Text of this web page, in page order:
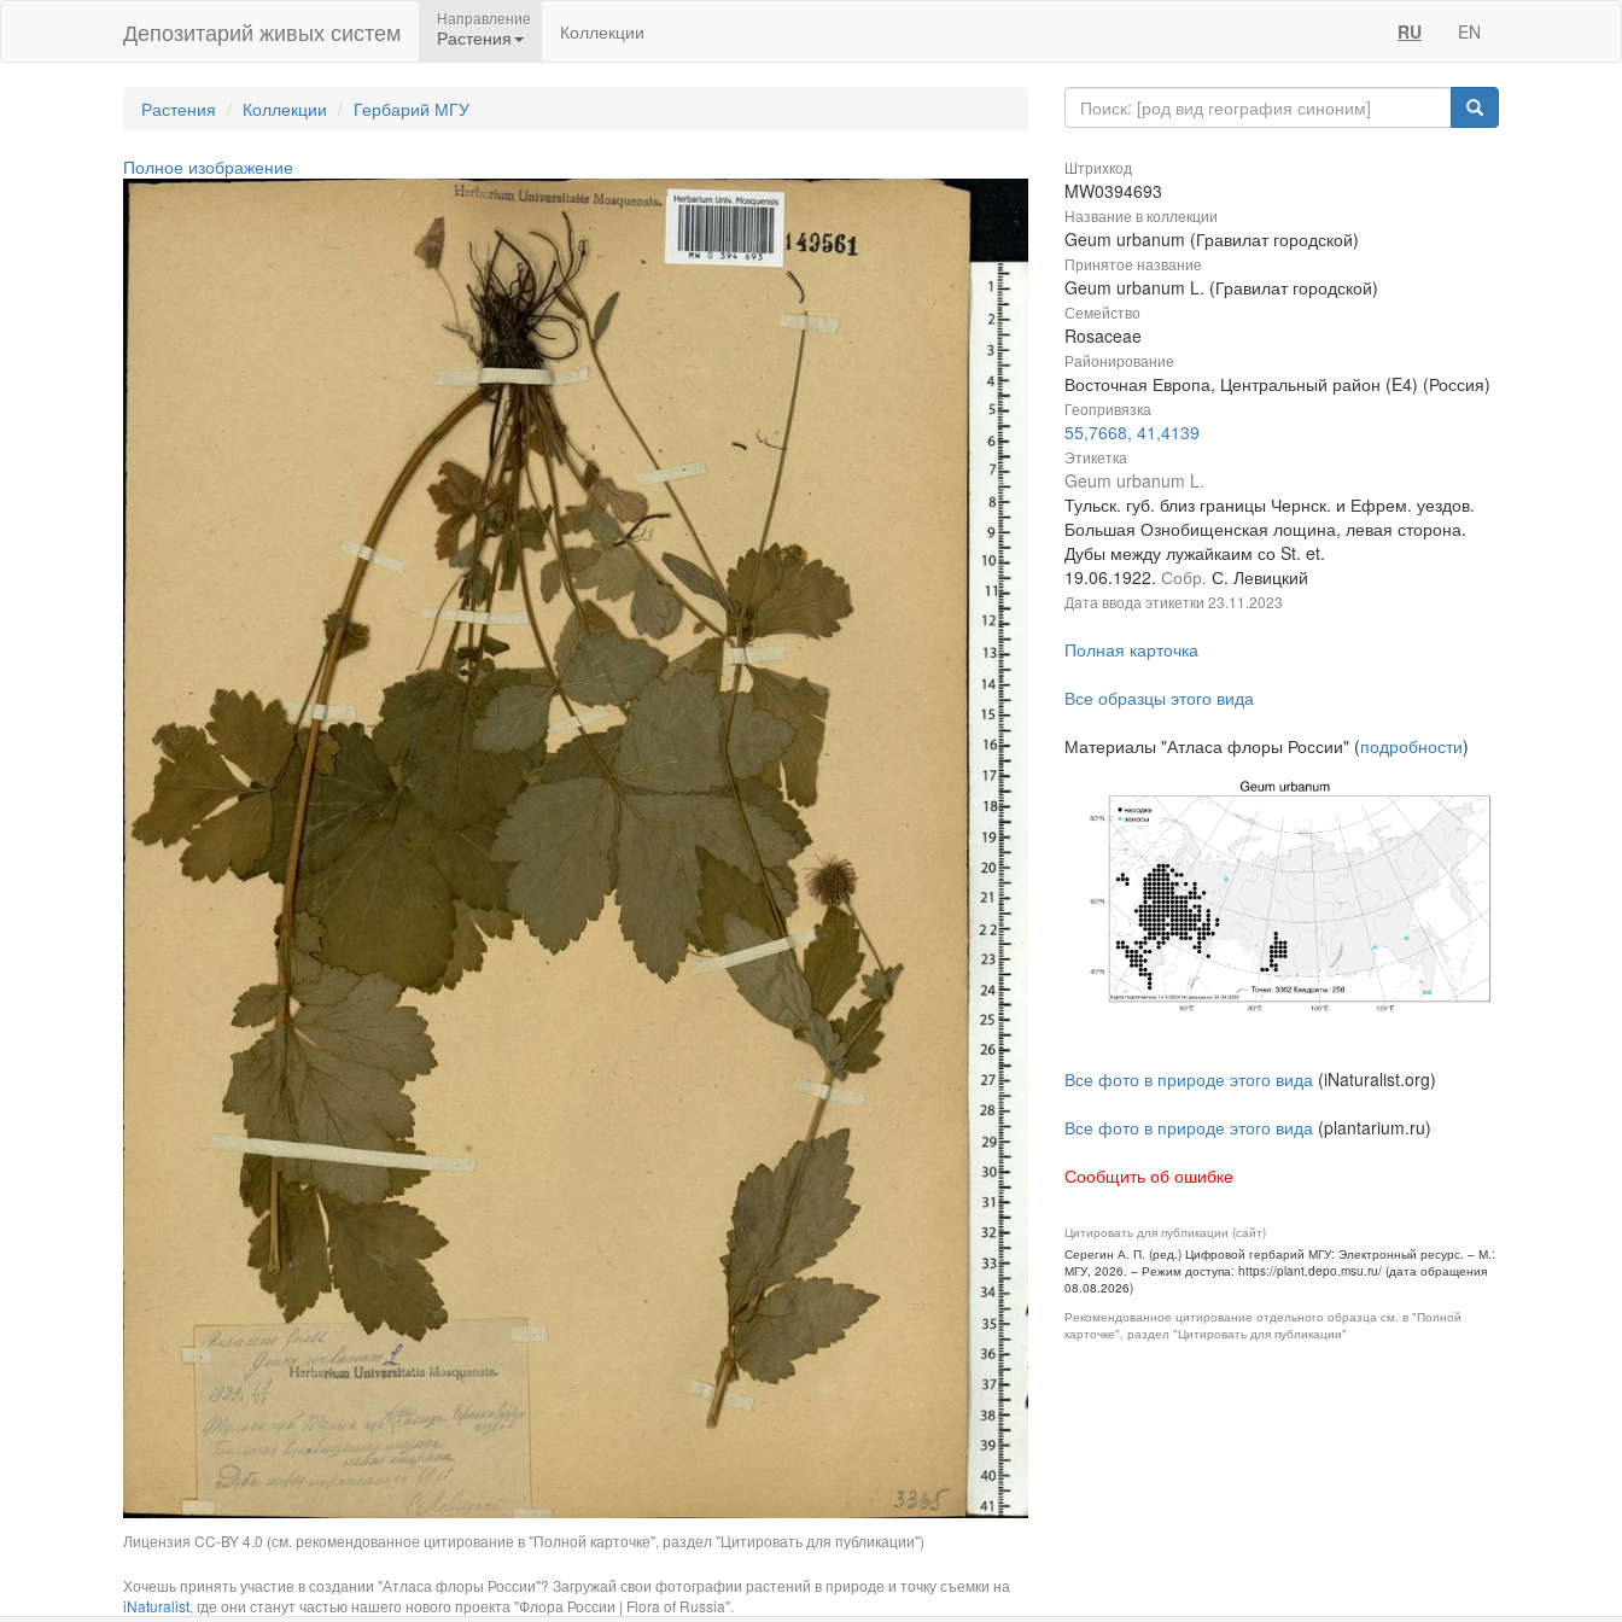
Депозитарий живых систем Направление
Растения Коллекции RU EN
Растения Коллекции Гербарий МГУ
Полное изображение
Лицензия CC-BY 4.0 (см. рекомендованное цитирование в "Полной карточке", раздел "Цитировать для публикации")
Хочешь принять участие в создании "Атласа флоры России"? Загружай свои фотографии растений в природе и точку съемки на
iNaturalist, где они станут частью нашего нового проекта "Флора России | Flora of Russia".
Штрихкод
MW0394693
Название в коллекции
Geum urbanum (Гравилат городской)
Принятое название
Geum urbanum L. (Гравилат городской)
Семейство
Rosaceae
Районирование
Восточная Европа, Центральный район (E4) (Россия)
Геопривязка
55,7668, 41,4139
Этикетка
Geum urbanum L.
Тульск. губ. близ границы Чернск. и Ефрем. уездов.
Большая Ознобищенская лощина, левая сторона.
Дубы между лужайкаим со St. et.
19.06.1922. Собр. С. Левицкий
Дата ввода этикетки 23.11.2023
Полная карточка
Все образцы этого вида
Материалы "Атласа флоры России" (подробности)
Все фото в природе этого вида (iNaturalist.org)
Все фото в природе этого вида (plantarium.ru)
Сообщить об ошибке
Цитировать для публикации (сайт)
Серегин А. П. (ред.) Цифровой гербарий МГУ: Электронный ресурс. – М.:
МГУ, 2026. – Режим доступа: https://plant.depo.msu.ru/ (дата обращения
08.08.2026)
Рекомендованное цитирование отдельного образца см. в "Полной
карточке", раздел "Цитировать для публикации"